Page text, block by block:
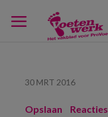
30 MRT 2016
Opslaan Reacties